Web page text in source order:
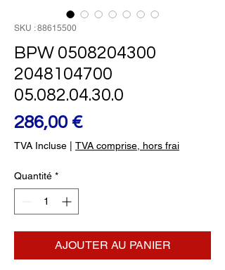
SKU : 88615500
BPW 0508204300
2048104700
05.082.04.30.0
286,00 €Prix
TVA Incluse TVA comprise, hors frai
Quantité *
AJOUTER AU PANIER